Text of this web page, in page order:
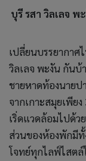
บุรี รสา วิลเลจ
เปลี่ยนบรรยากาศ
วิลเลจ พะงัน กันบ้
ชายหาดท้องนายป
จากเกาะสมุยเพีย
เริ่ดแวดล้อมไปด้ว
ส่วนของห้องพักมี
โจทย์ทุกไลฟ์ไสตล์